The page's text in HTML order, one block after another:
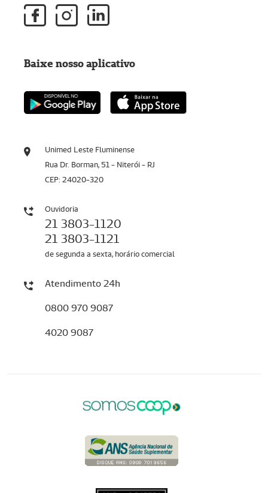
Unimed Leste Fluminense
Rua Dr. Borman, 51 - Niterói - RJ
CEP: 24020-320
Ouvidoria
21 3803-1120
21 3803-1121
de segunda a sexta, horário comercial
Atendimento 24h
0800 970 9087
4020 9087
Baixe nosso aplicativo